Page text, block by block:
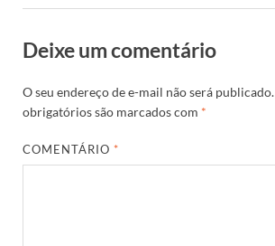
Deixe um comentário
O seu endereço de e-mail não será publicado.
obrigatórios são marcados com *
COMENTÁRIO*